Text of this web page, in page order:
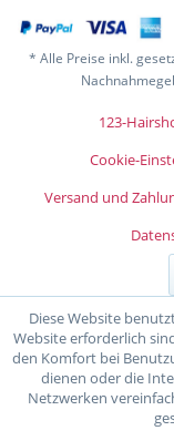
* Alle Preise inkl.
123-
Cookie-
Versand und
Diese Website
Website erforderlich
den Komfort bei
dienen oder die
Netzwerken